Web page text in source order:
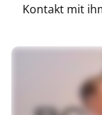
Kontakt mit